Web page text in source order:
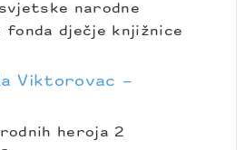
narodne
dječje knjižnice
Viktorovac –
heroja 2